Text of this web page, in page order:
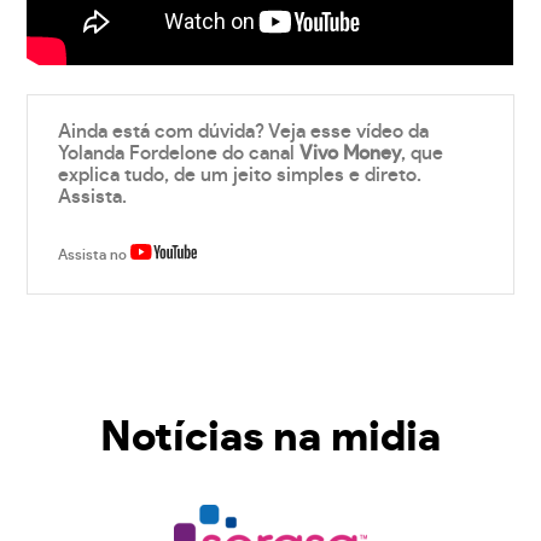
Ainda está com dúvida? Veja esse vídeo da
Yolanda Fordelone do canalVivo Money, que
explica tudo, de um jeito simples e direto.
Assista.
Assista no
Notícias na midia